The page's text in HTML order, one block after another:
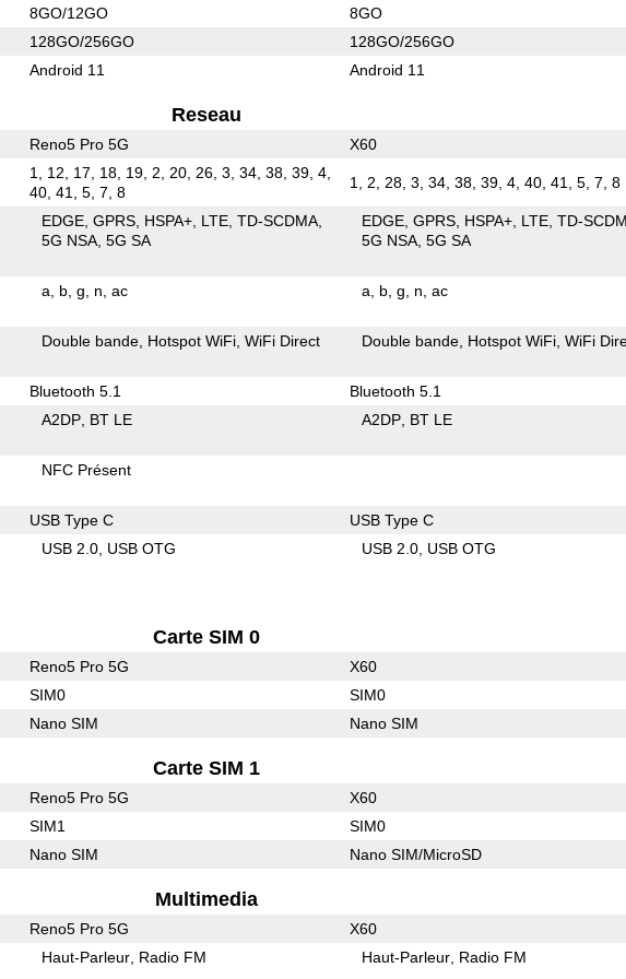
8GO/12GO 8GO
128GO/256GO 128GO/256GO
Android 11 Android 11
Reseau
Reno5 Pro 5G X60
1, 12, 17, 18, 19, 2, 20, 26, 3, 34, 38, 39, 4,
40, 41, 5, 7, 8
1, 2, 28, 3, 34, 38, 39, 4, 40, 41, 5, 7, 8
EDGE GPRS HSPA+ LTE TD-SCDMA
5G NSA 5G SA
EDGE GPRS HSPA+ LTE TD-
5G NSA 5G SA
a b g n ac a b g n ac
Double bande Hotspot WiFi WiFi Direct Double bande Hotspot WiFi WiFi
Bluetooth 5.1 Bluetooth 5.1
A2DP BT LE A2DP BT LE
NFC Présent
USB Type C USB Type C
USB 2.0 USB OTG USB 2.0 USB OTG
Carte SIM 0
Reno5 Pro 5G X60
SIM0 SIM0
Nano SIM Nano SIM
Carte SIM 1
Reno5 Pro 5G X60
SIM1 SIM0
Nano SIM Nano SIM/MicroSD
Multimedia
Reno5 Pro 5G X60
Haut-Parleur Radio FM Haut-Parleur Radio FM